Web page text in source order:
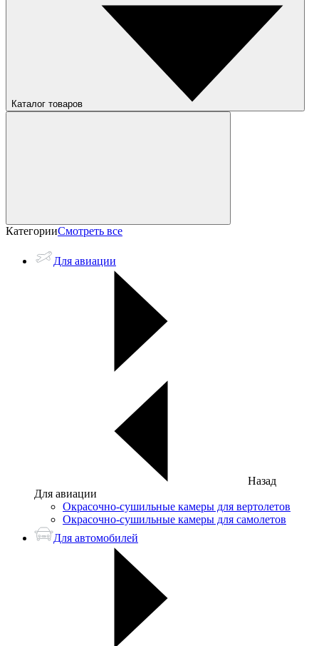
Каталог товаров
КатегорииСмотреть все
Для авиации
Назад
Для авиации
Окрасочно-сушильные камеры для вертолетов
Окрасочно-сушильные камеры для самолетов
Для автомобилей